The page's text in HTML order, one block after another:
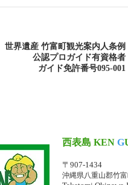
世界遺産 竹富町観光案内人条例
公認プロガイド有資格者
​ガイド免許番号095-001​​
西表島 KEN G
〒907-1434
沖縄県八重山郡竹